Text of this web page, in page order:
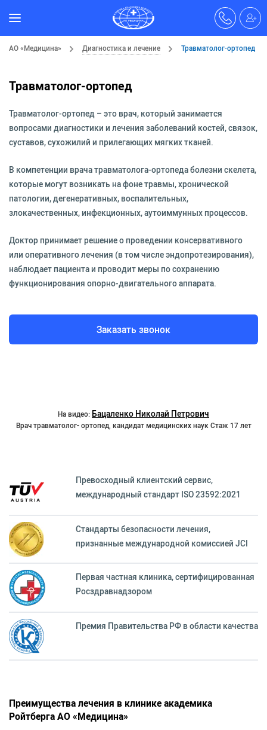
АО «Медицина» Диагностика и лечение Травматолог-ортопед
Травматолог-ортопед
Травматолог-ортопед – это врач, который занимается
вопросами диагностики и лечения заболеваний костей, связок,
суставов, сухожилий и прилегающих мягких тканей.
В компетенции врача травматолога-ортопеда болезни скелета,
которые могут возникать на фоне травмы, хронической
патологии, дегенеративных, воспалительных,
злокачественных, инфекционных, аутоиммунных процессов.
Доктор принимает решение о проведении консервативного
или оперативного лечения (в том числе эндопротезирования),
наблюдает пациента и проводит меры по сохранению
функционирования опорно-двигательного аппарата.
Заказать звонок
На видео: Бацаленко Николай Петрович
Врач травматолог- ортопед, кандидат медицинских наук Стаж 17 лет
Превосходный клиентский сервиc,
международный стандарт ISO 23592:2021
Стандарты безопасности лечения,
признанные международной комиссией JCI
Первая частная клиника, сертифицированная
Росздравнадзором
Премия Правительства РФ в области качества
Преимущества лечения в клинике академика
Ройтберга АО «Медицина»